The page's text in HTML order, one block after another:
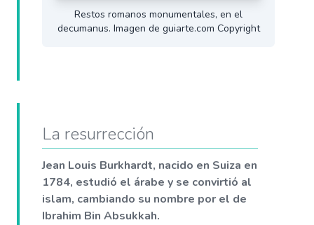
Restos romanos monumentales, en el
decumanus. Imagen de guiarte.com Copyright
La resurrección
Jean Louis Burkhardt, nacido en Suiza en
1784, estudió el árabe y se convirtió al
islam, cambiando su nombre por el de
Ibrahim Bin Absukkah.